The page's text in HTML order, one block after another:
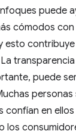
puede
cómodos
esto
puede
personas
confían en
los